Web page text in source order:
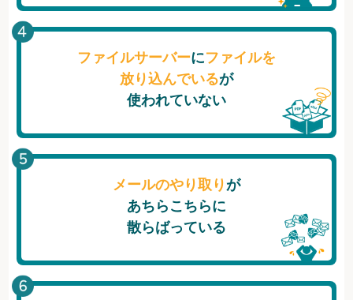
ファイルサーバーにファイルを
放り込んでいるが
使われていない
メールのやり取り が
あちらこちらに
散らばっている